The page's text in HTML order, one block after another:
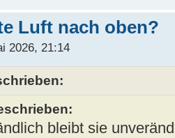
Luft nach oben?
2026, 21:14
bleibt sie